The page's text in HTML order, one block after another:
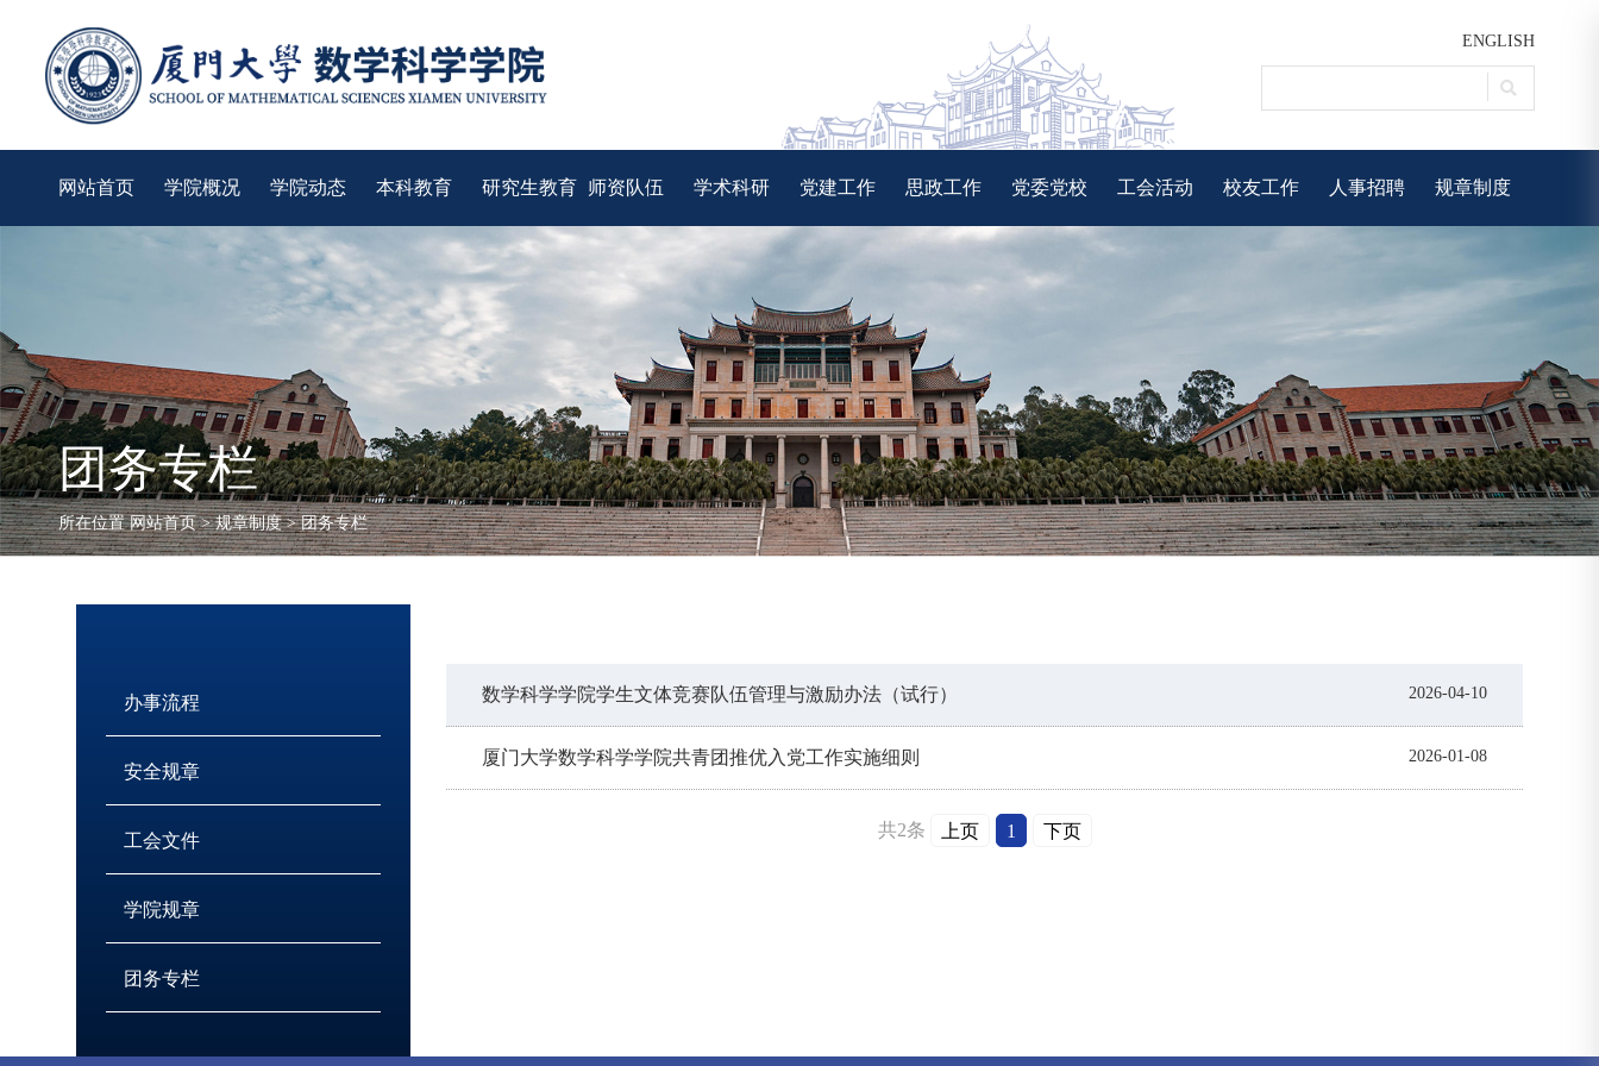
ENGLISH
网站首页 学院概况 学院动态 本科教育 研究生教育 师资队伍 学术科研 党建工作 思政工作 党委党校 工会活动 校友工作 人事招聘 规章制度
团务专栏
所在位置网站首页>规章制度>团务专栏
办事流程
安全规章
工会文件
学院规章
团务专栏
数学科学学院学生文体竞赛队伍管理与激励办法（试行） 2026-04-10
厦门大学数学科学学院共青团推优入党工作实施细则 2026-01-08
共2条 上页 1 下页